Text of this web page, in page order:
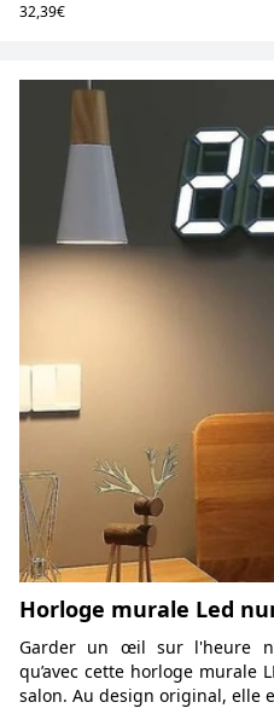
32,39€
Horloge murale Led
Garder un œil sur l'heure
qu’avec cette horloge murale
salon. Au design original, elle